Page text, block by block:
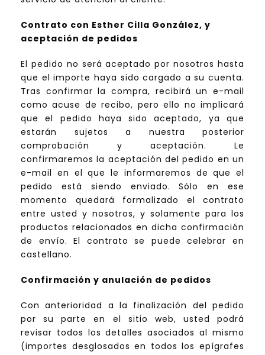
Contrato con Esther Cilla González, y
aceptación de pedidos
El pedido no será aceptado por nosotros hasta
que el importe haya sido cargado a su cuenta.
Tras confirmar la compra, recibirá un e-mail
como acuse de recibo, pero ello no implicará
que el pedido haya sido aceptado, ya que
estarán sujetos a nuestra posterior
comprobación y aceptación. Le
confirmaremos la aceptación del pedido en un
e-mail en el que le informaremos de que el
pedido está siendo enviado. Sólo en ese
momento quedará formalizado el contrato
entre usted y nosotros, y solamente para los
productos relacionados en dicha confirmación
de envío. El contrato se puede celebrar en
castellano.
Confirmación y anulación de pedidos
Con anterioridad a la finalización del pedido
por su parte en el sitio web, usted podrá
revisar todos los detalles asociados al mismo
(importes desglosados en todos los epígrafes